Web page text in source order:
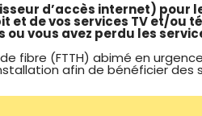
d’accès internet) pour
de vos services TV et/ou
vous avez perdu les
de fibre (FTTH) abimé en
afin de bénéficier des